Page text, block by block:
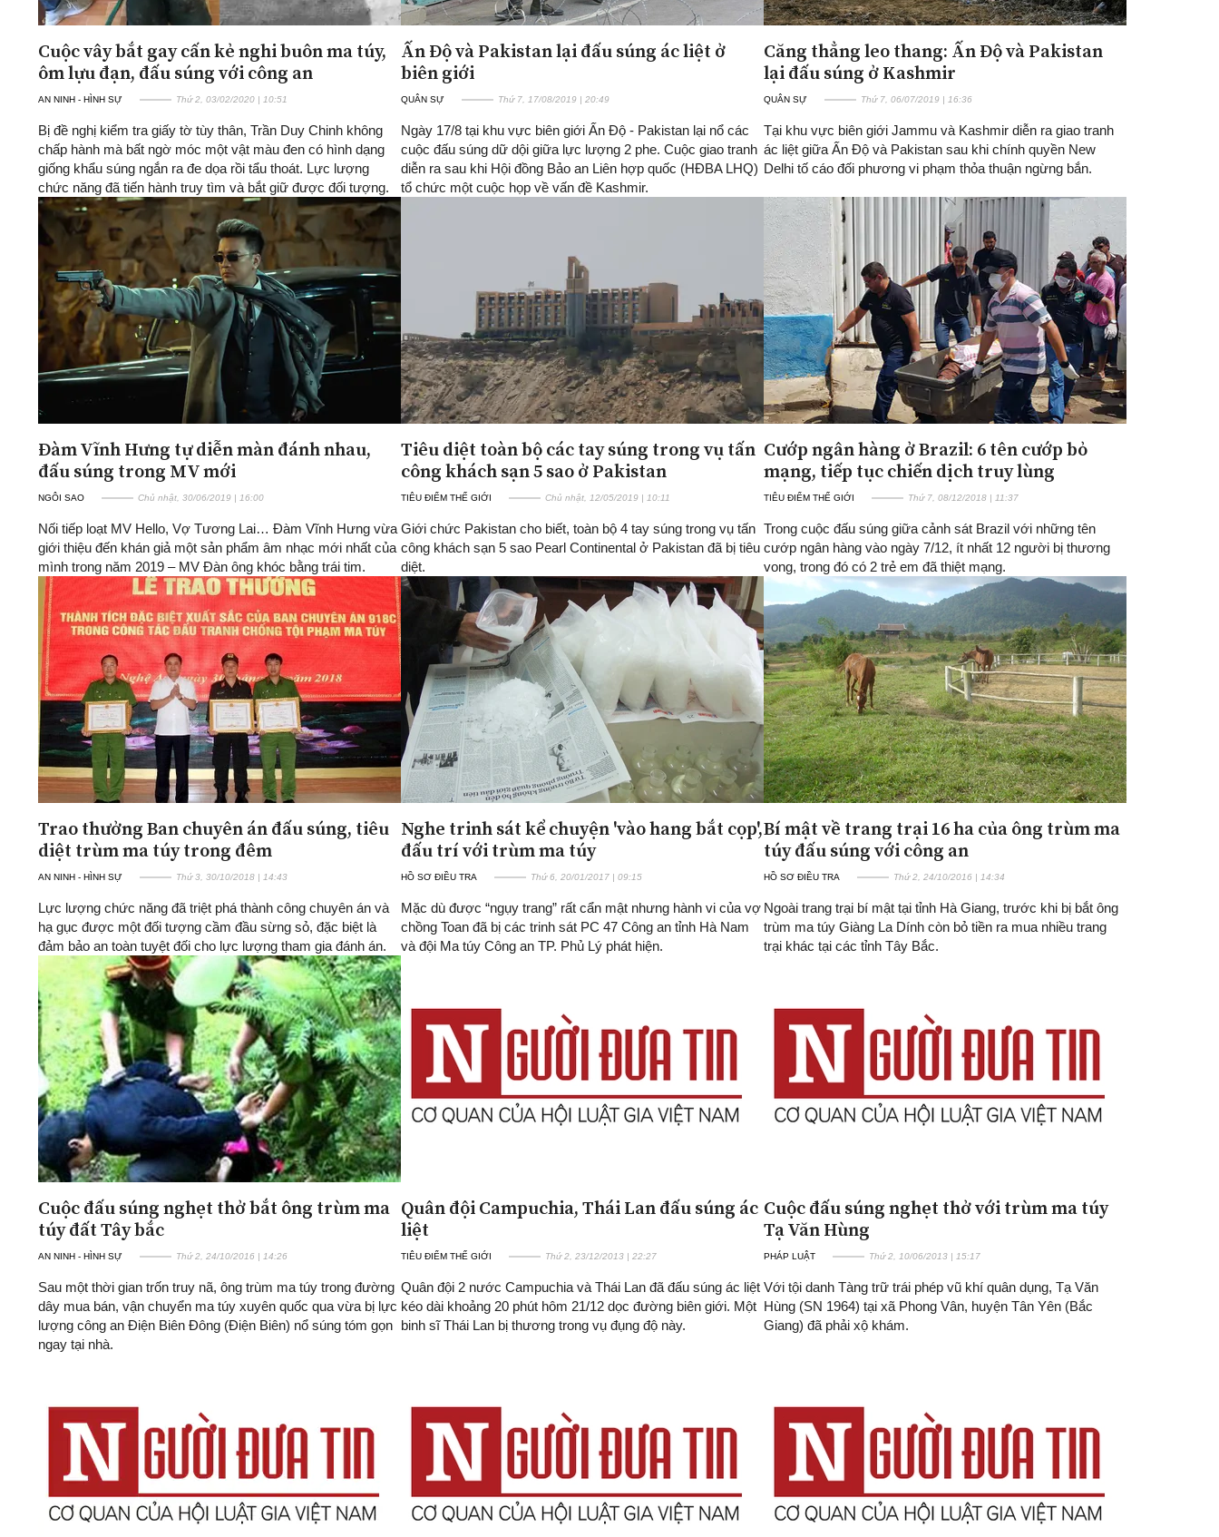
Cuộc vây bắt gay cấn kẻ nghi buôn ma túy,
ôm lựu đạn, đấu súng với công an
AN NINH - HÌNH SỰ Thứ 2, 03/02/2020 | 10:51
Bị đề nghị kiểm tra giấy tờ tùy thân, Trần Duy Chinh không
chấp hành mà bất ngờ móc một vật màu đen có hình dạng
giống khẩu súng ngắn ra đe dọa rồi tẩu thoát. Lực lượng
chức năng đã tiến hành truy tìm và bắt giữ được đối tượng.
Ấn Độ và Pakistan lại đấu súng ác liệt ở
biên giới
QUÂN SỰ Thứ 7, 17/08/2019 | 20:49
Ngày 17/8 tại khu vực biên giới Ấn Độ - Pakistan lại nổ các
cuộc đấu súng dữ dội giữa lực lượng 2 phe. Cuộc giao tranh
diễn ra sau khi Hội đồng Bảo an Liên hợp quốc (HĐBA LHQ)
tổ chức một cuộc họp về vấn đề Kashmir.
Căng thẳng leo thang: Ấn Độ và Pakistan
lại đấu súng ở Kashmir
QUÂN SỰ Thứ 7, 06/07/2019 | 16:36
Tại khu vực biên giới Jammu và Kashmir diễn ra giao tranh
ác liệt giữa Ấn Độ và Pakistan sau khi chính quyền New
Delhi tố cáo đối phương vi phạm thỏa thuận ngừng bắn.
Đàm Vĩnh Hưng tự diễn màn đánh nhau,
đấu súng trong MV mới
NGÔI SAO Chủ nhật, 30/06/2019 | 16:00
Nối tiếp loạt MV Hello, Vợ Tương Lai… Đàm Vĩnh Hưng vừa
giới thiệu đến khán giả một sản phẩm âm nhạc mới nhất của
mình trong năm 2019 – MV Đàn ông khóc bằng trái tim.
Tiêu diệt toàn bộ các tay súng trong vụ tấn
công khách sạn 5 sao ở Pakistan
TIÊU ĐIỂM THẾ GIỚI Chủ nhật, 12/05/2019 | 10:11
Giới chức Pakistan cho biết, toàn bộ 4 tay súng trong vụ tấn
công khách sạn 5 sao Pearl Continental ở Pakistan đã bị tiêu
diệt.
Cướp ngân hàng ở Brazil: 6 tên cướp bỏ
mạng, tiếp tục chiến dịch truy lùng
TIÊU ĐIỂM THẾ GIỚI Thứ 7, 08/12/2018 | 11:37
Trong cuộc đấu súng giữa cảnh sát Brazil với những tên
cướp ngân hàng vào ngày 7/12, ít nhất 12 người bị thương
vong, trong đó có 2 trẻ em đã thiệt mạng.
Trao thưởng Ban chuyên án đấu súng, tiêu
diệt trùm ma túy trong đêm
AN NINH - HÌNH SỰ Thứ 3, 30/10/2018 | 14:43
Lực lượng chức năng đã triệt phá thành công chuyên án và
hạ gục được một đối tượng cầm đầu sừng sỏ, đặc biệt là
đảm bảo an toàn tuyệt đối cho lực lượng tham gia đánh án.
Nghe trinh sát kể chuyện 'vào hang bắt cọp',
đấu trí với trùm ma túy
HỒ SƠ ĐIỀU TRA Thứ 6, 20/01/2017 | 09:15
Mặc dù được “ngụy trang” rất cẩn mật nhưng hành vi của vợ
chồng Toan đã bị các trinh sát PC 47 Công an tỉnh Hà Nam
và đội Ma túy Công an TP. Phủ Lý phát hiện.
Bí mật về trang trại 16 ha của ông trùm ma
túy đấu súng với công an
HỒ SƠ ĐIỀU TRA Thứ 2, 24/10/2016 | 14:34
Ngoài trang trại bí mật tại tỉnh Hà Giang, trước khi bị bắt ông
trùm ma túy Giàng La Dính còn bỏ tiền ra mua nhiều trang
trại khác tại các tỉnh Tây Bắc.
Cuộc đấu súng nghẹt thở bắt ông trùm ma
túy đất Tây bắc
AN NINH - HÌNH SỰ Thứ 2, 24/10/2016 | 14:26
Sau một thời gian trốn truy nã, ông trùm ma túy trong đường
dây mua bán, vận chuyển ma túy xuyên quốc qua vừa bị lực
lượng công an Điện Biên Đông (Điện Biên) nổ súng tóm gọn
ngay tại nhà.
Quân đội Campuchia, Thái Lan đấu súng ác
liệt
TIÊU ĐIỂM THẾ GIỚI Thứ 2, 23/12/2013 | 22:27
Quân đội 2 nước Campuchia và Thái Lan đã đấu súng ác liệt
kéo dài khoảng 20 phút hôm 21/12 dọc đường biên giới. Một
binh sĩ Thái Lan bị thương trong vụ đụng độ này.
Cuộc đấu súng nghẹt thở với trùm ma túy
Tạ Văn Hùng
PHÁP LUẬT Thứ 2, 10/06/2013 | 15:17
Với tội danh Tàng trữ trái phép vũ khí quân dụng, Tạ Văn
Hùng (SN 1964) tại xã Phong Vân, huyện Tân Yên (Bắc
Giang) đã phải xộ khám.